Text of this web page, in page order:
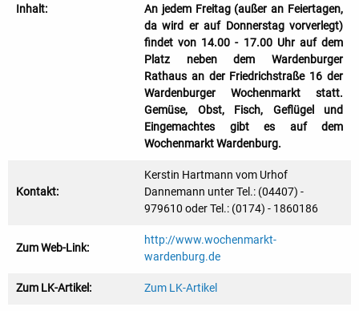
Inhalt:
An jedem Freitag (außer an Feiertagen,
da wird er auf Donnerstag vorverlegt)
findet von 14.00 - 17.00 Uhr auf dem
Platz neben dem Wardenburger
Rathaus an der Friedrichstraße 16 der
Wardenburger Wochenmarkt statt.
Gemüse, Obst, Fisch, Geflügel und
Eingemachtes gibt es auf dem
Wochenmarkt Wardenburg.
Kontakt:
Kerstin Hartmann vom Urhof
Dannemann unter Tel.: (04407) -
979610 oder Tel.: (0174) - 1860186
Zum Web-Link:
http://www.wochenmarkt-
wardenburg.de
Zum LK-Artikel: Zum LK-Artikel